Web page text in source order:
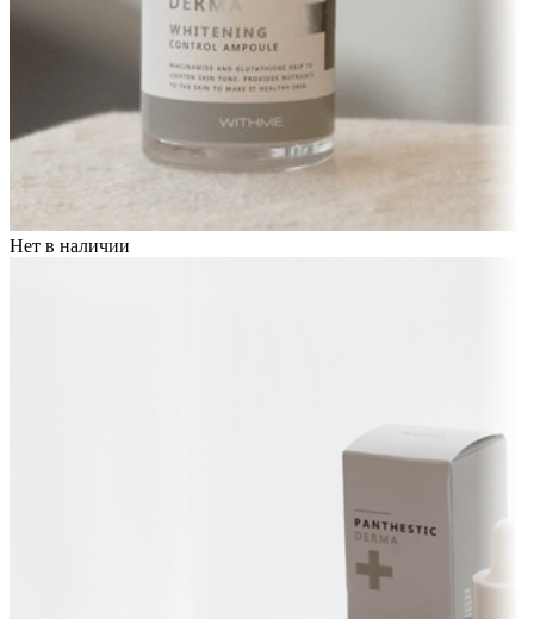
Нет в наличии